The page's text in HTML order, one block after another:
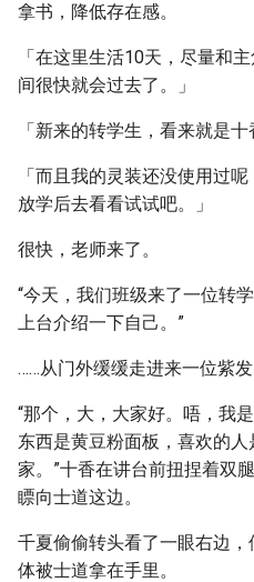
拿书，降低存在感。
「在这里生活10天，尽量和
间很快就会过去了。」
「新来的转学生，看来就是十
「而且我的灵装还没使用过
放学后去看看试试吧。」
很快，老师来了。
“今天，我们班级来了一位转
上台介绍一下自己。”
……从门外缓缓走进来一位紫
“那个，大，大家好。唔，我
东西是黄豆粉面板，喜欢的
家。”十香在讲台前扭捏着双
瞟向士道这边。
千夏偷偷转头看了一眼右边
体被士道拿在手里。